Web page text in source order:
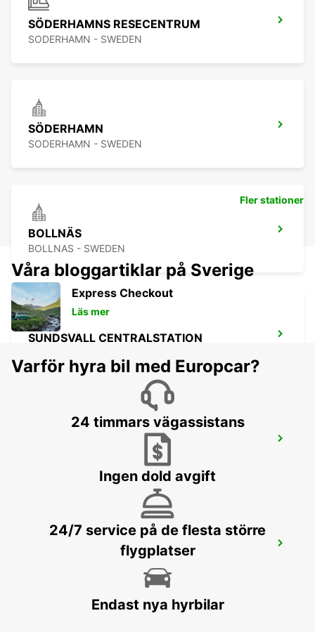
SÖDERHAMNS RESECENTRUM
SODERHAMN - SWEDEN
SÖDERHAMN
SODERHAMN - SWEDEN
BOLLNÄS
BOLLNAS - SWEDEN
SUNDSVALL CENTRALSTATION
SUNDSVALL MIDLANDA FLYGPLATS
SUNDSVALL - SWEDEN
Fler stationer
Våra bloggartiklar på Sverige
Express Checkout
Läs mer
Varför hyra bil med Europcar?
24 timmars vägassistans
Ingen dold avgift
24/7 service på de flesta större
flygplatser
Endast nya hyrbilar